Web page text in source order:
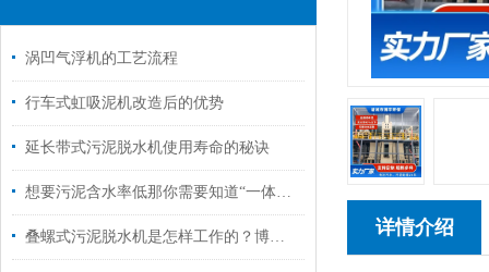
涡凹气浮机的工艺流程
行车式虹吸泥机改造后的优势
延长带式污泥脱水机使用寿命的秘诀
想要污泥含水率低那你需要知道“一体式高压带式污泥深度脱水机”
叠螺式污泥脱水机是怎样工作的？博宇为您解答 详情介绍